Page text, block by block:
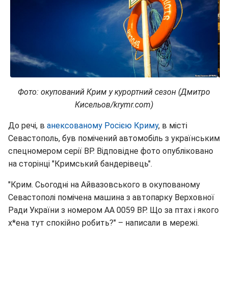
Фото: окупований Крим у курортний сезон (Дмитро
Кисельов/krymr.com)
До речі, в анексованому Росією Криму, в місті
Севастополь, був помічений автомобіль з українським
спецномером серії ВР. Відповідне фото опубліковано
на сторінці "Кримський бандерівець".
"Крим. Сьогодні на Айвазовського в окупованому
Севастополі помічена машина з автопарку Верховної
Ради України з номером АА 0059 ВР. Що за птах і якого
х*ена тут спокійно робить?" – написали в мережі.